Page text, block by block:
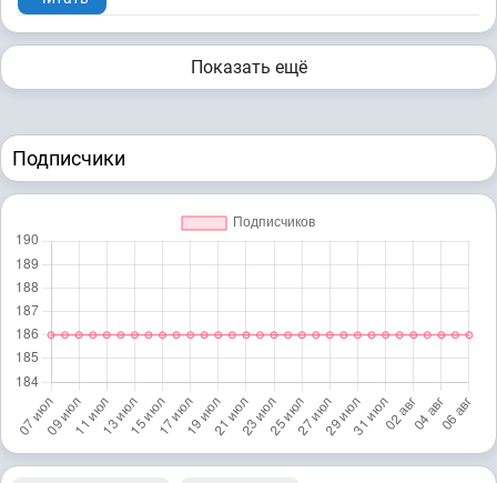
Показать ещё
Подписчики